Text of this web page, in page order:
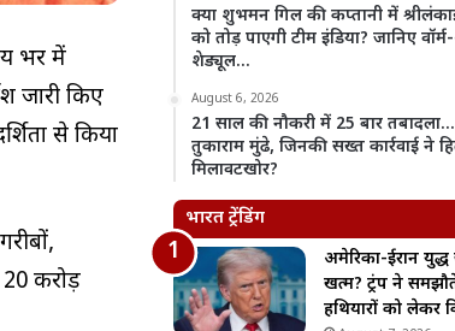
भर में
जारी किए
से किया
20 करोड़
क्या शुभमन गिल की कप्तानी में
को तोड़ पाएगी टीम इंडिया? जानिए
शेड्यूल…
August 6, 2026
21 साल की नौकरी में 25 बार
तुकाराम मुंढे, जिनकी सख्त कार्रवाई ने
मिलावटखोर?
भारत ट्रेंडिंग
अमेरिका-ईरान
खत्म? ट्रंप ने
हथियारों को लेकर